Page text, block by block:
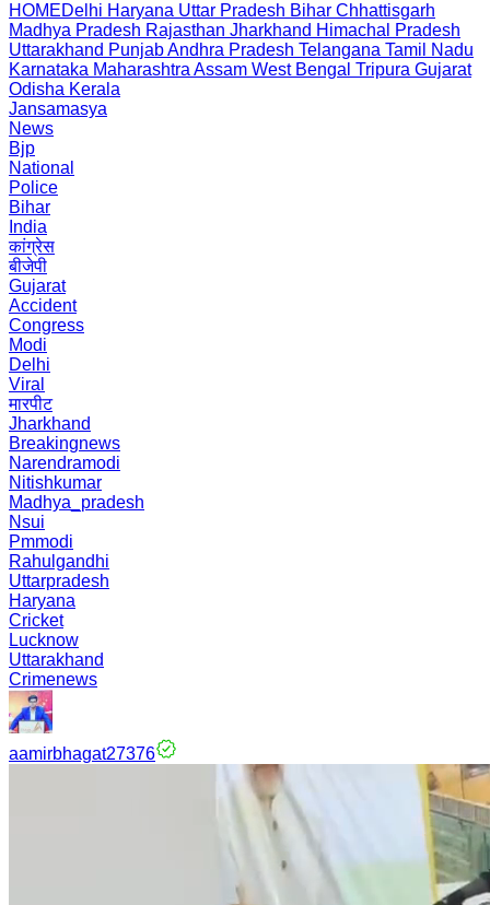
HOMEDelhi Haryana Uttar Pradesh Bihar Chhattisgarh
Madhya Pradesh Rajasthan Jharkhand Himachal Pradesh
Uttarakhand PunjabAndhra Pradesh Telangana Tamil Nadu
Karnataka Maharashtra Assam West Bengal Tripura Gujarat
Odisha Kerala
Jansamasya
News
Bjp
National
Police
Bihar
India
कांग्रेस
बीजेपी
Gujarat
Accident
Congress
Modi
Delhi
Viral
मारपीट
Jharkhand
Breakingnews
Narendramodi
Nitishkumar
Madhya_pradesh
Nsui
Pmmodi
Rahulgandhi
Uttarpradesh
Haryana
Cricket
Lucknow
Uttarakhand
Crimenews
aamirbhagat27376